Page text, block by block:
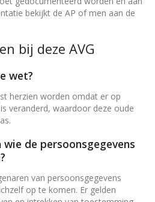
bekijkt de AP of men aan de
bij deze AVG
wet?
herzien worden omdat er op
veranderd, waardoor deze oude
wie de persoonsgegevens
van persoonsgegevens
op te komen. Er gelden